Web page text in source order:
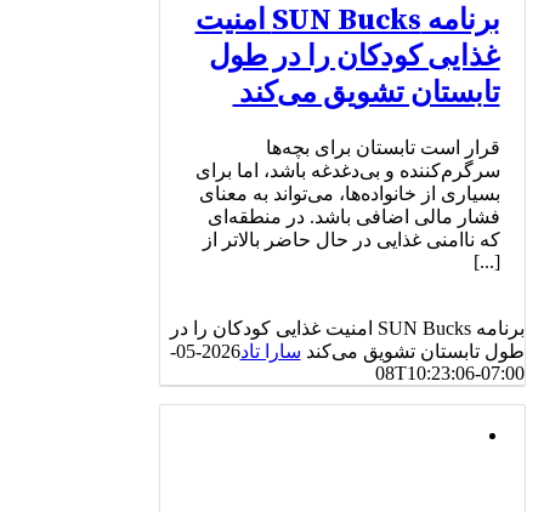
برنامه SUN Bucks امنیت
غذایی کودکان را در طول
تابستان تشویق می‌کند
قرار است تابستان برای بچه‌ها
سرگرم‌کننده و بی‌دغدغه باشد، اما برای
بسیاری از خانواده‌ها، می‌تواند به معنای
فشار مالی اضافی باشد. در منطقه‌ای
که ناامنی غذایی در حال حاضر بالاتر از
[...]
برنامه SUN Bucks امنیت غذایی کودکان را در
طول تابستان تشویق می‌کند سارا تاد
2026-05-
08T10:23:06-07:00